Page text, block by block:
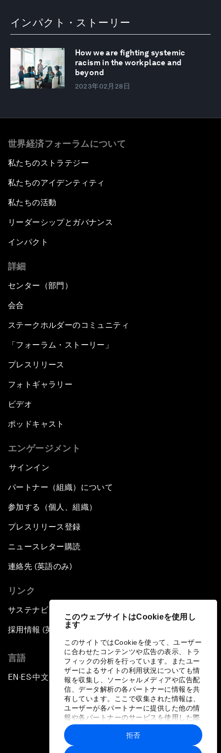
このウェブサイトはCookieを使用し
ます
このサイトではCookieを使って、ユーザー
に合わせたコンテンツや広告の表示、トラ
フィックの分析を行っています。またユー
ザーによるサイトの利用状況についても情
報を収集し、ソーシャルメディアや広告配
信、データ解析の各パートナーに情報を共
有しています。ここで収集された情報は、
ユーザーが各パートナーに提供した他の情
報や各パートナーのサービスを使用した際
に収集された情報と組み合わされ、各パー
トナーによって使用されることがありま
す。
拒否
インパクト・ストーリー
How we are fighting systemic
racism in the workplace and
beyond
2023年02月28日
世界経済フォーラムについて
私たちのストラテジー
私たちのアイデンティティ
私たちの活動
リーダーシップとガバナンス
インパクト
詳細
センター（部門）
会合
ステークホルダーのコミュニティ
「フォーラム・ストーリー」
プレスリリース
フォトギャラリー
ビデオ
ポッドキャスト
エンゲージメント
サインイン
パートナー（組織）について
参加する（個人、組織）
プレスリリース登録
ニュースレター購読
連絡先 (英語のみ)
リンク
サステナビリティへの取り組み
採用情報 (英語のみ)
言語
EN ▪ ES▪中文▪ 日本語
プライバシーポリシーと利用規約